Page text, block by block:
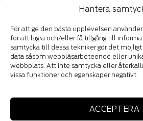
Hantera
För att ge den bästa upplevelsen
för att lagra och/eller få tillgång till
samtycka till dessa tekniker gör det
data såsom webbläsarbeteende eller
webbplats. Att inte samtycka eller
vissa funktioner och egenskaper negativt.
ACCEPTERA
CERTIFIKAT &